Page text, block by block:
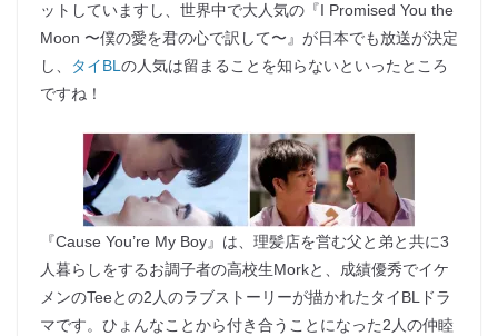
ットしていますし、世界中で大人気の『I Promised You the
Moon 〜僕の愛を君の心で訳して〜』が日本でも放送が決定
し、
タイBLの人気は留まることを知らないといったところ
ですね！
『Cause You’re My Boy』は、理髪店を営む父と弟と共に3
人暮らしをするお調子者の高校生Morkと、成績優秀でイケ
メンのTeeとの2人のラブストーリーが描かれたタイBLドラ
マです。ひょんなことから付き合うことになった2人の仲睦